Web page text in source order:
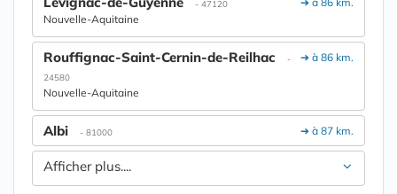
- 47120
Nouvelle-Aquitaine
➔ à 86 km.
Rouffignac-Saint-Cernin-de-Reilhac
-
24580
Nouvelle-Aquitaine
➔ à 87 km.
Albi - 81000
Afficher plus....